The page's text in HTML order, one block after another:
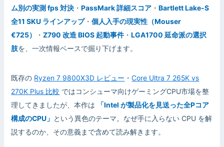
ム別の実測 fps 対決 ・PassMark 詳細スコア ・Bartlett Lake-S
全11 SKU ラインアップ・個人入手の現実性（Mouser
€725）
・Z790 改造 BIOS 起動事件・LGA1700 延命派の選択
肢を、一次情報ベースで掘り下げます。
既存の Ryzen 7 9800X3D レビュー ・Core Ultra 7 265K vs
270K Plus 比較 ではコンシューマ向けゲーミングCPU市場を整
理してきましたが、本作は
「Intel が製品化を見送った全Pコア
構成のCPU」 という異色のテーマ。なぜ手に入らない CPU を解
説するのか、その意義まで含めて読み解きます。